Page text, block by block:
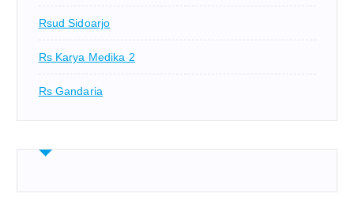
Rsud Sidoarjo
Rs Karya Medika 2
Rs Gandaria